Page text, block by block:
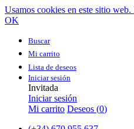
Usamos cookies en este sitio
OK
Buscar
Mi carrito
Lista de deseos
Iniciar sesión
Invitada
Iniciar sesión
Mi carrito Deseos (0)